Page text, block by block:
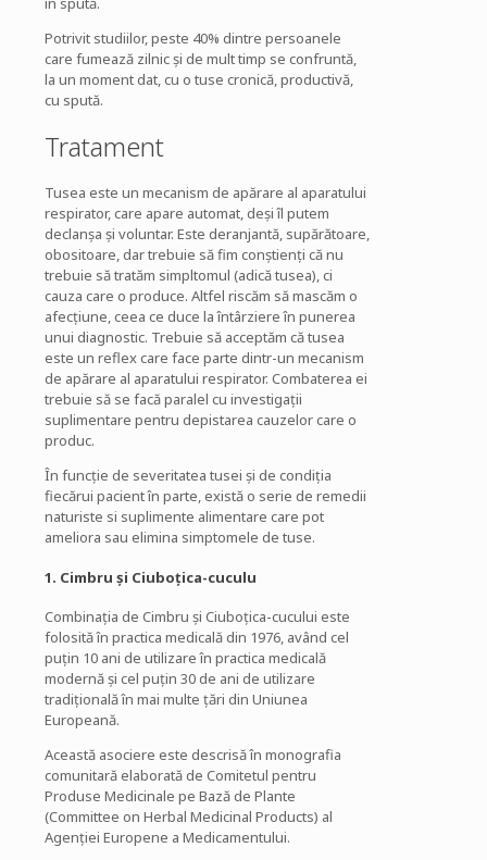
Potrivit studiilor, peste 40% dintre persoanele
care fumează zilnic și de mult timp se confruntă,
la un moment dat, cu o tuse cronică, productivă,
cu spută.
Tratament
Tusea este un mecanism de apărare al aparatului
respirator, care apare automat, deşi îl putem
declanşa şi voluntar. Este deranjantă, supărătoare,
obositoare, dar trebuie să fim conştienţi că nu
trebuie să tratăm simpltomul (adică tusea), ci
cauza care o produce. Altfel riscăm să mascăm o
afecţiune, ceea ce duce la întârziere în punerea
unui diagnostic. Trebuie să acceptăm că tusea
este un reflex care face parte dintr-un mecanism
de apărare al aparatului respirator. Combaterea ei
trebuie să se facă paralel cu investigaţii
suplimentare pentru depistarea cauzelor care o
produc.
În funcţie de severitatea tusei şi de condiţia
fiecărui pacient în parte, există o serie de remedii
naturiste si suplimente alimentare care pot
ameliora sau elimina simptomele de tuse.
1. Cimbru şi Ciuboţica-cuculu
Combinaţia de Cimbru şi Ciuboţica-cucului este
folosită în practica medicală din 1976, având cel
puţin 10 ani de utilizare în practica medicală
modernă şi cel puţin 30 de ani de utilizare
tradiţională în mai multe ţări din Uniunea
Europeană.
Această asociere este descrisă în monografia
comunitară elaborată de Comitetul pentru
Produse Medicinale pe Bază de Plante
(Committee on Herbal Medicinal Products) al
Agenţiei Europene a Medicamentului.